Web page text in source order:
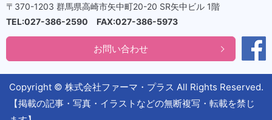
〒370-1203 群馬県高崎市矢中町20-20 SR矢中ビル 1階
TEL:027-386-2590 FAX:027-386-5973
お問い合わせ
Copyright © 株式会社ファーマ・プラス All Rights Reserved.
【掲載の記事・写真・イラストなどの無断複写・転載を禁じ